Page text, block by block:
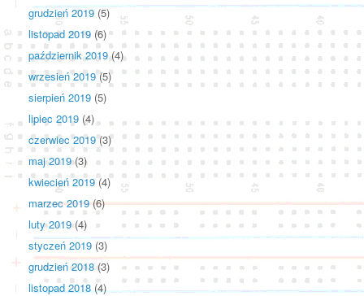
grudzień 2019 (5)
listopad 2019 (6)
październik 2019(4)
wrzesień 2019(5)
sierpień 2019 (5)
lipiec 2019 (4)
czerwiec 2019(3)
maj 2019(3)
kwiecień 2019(4)
marzec 2019(6)
luty 2019(4)
styczeń 2019 (3)
grudzień 2018(3)
listopad 2018(4)